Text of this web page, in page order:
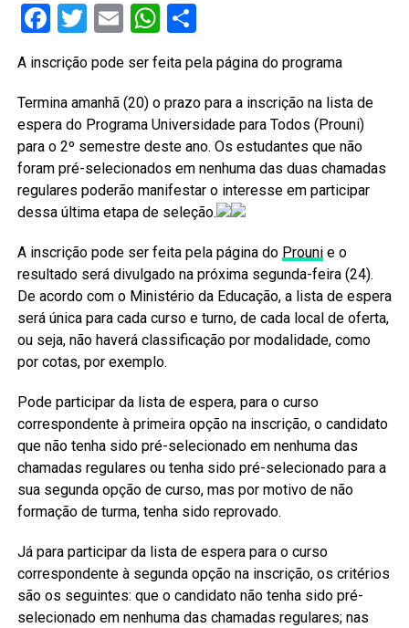
Facebook
Twitter
EmailWhatsApp
Share
A inscrição pode ser feita pela página do programa
Termina amanhã (20) o prazo para a inscrição na lista de
espera do Programa Universidade para Todos (Prouni)
para o 2º semestre deste ano. Os estudantes que não
foram pré-selecionados em nenhuma das duas chamadas
regulares poderão manifestar o interesse em participar
dessa última etapa de seleção.
A inscrição pode ser feita pela página do Prounie o
resultado será divulgado na próxima segunda-feira (24).
De acordo com o Ministério da Educação, a lista de espera
será única para cada curso e turno, de cada local de oferta,
ou seja, não haverá classificação por modalidade, como
por cotas, por exemplo.
Pode participar da lista de espera, para o curso
correspondente à primeira opção na inscrição, o candidato
que não tenha sido pré-selecionado em nenhuma das
chamadas regulares ou tenha sido pré-selecionado para a
sua segunda opção de curso, mas por motivo de não
formação de turma, tenha sido reprovado.
Já para participar da lista de espera para o curso
correspondente à segunda opção na inscrição, os critérios
são os seguintes: que o candidato não tenha sido pré-
selecionado em nenhuma das chamadas regulares; nas